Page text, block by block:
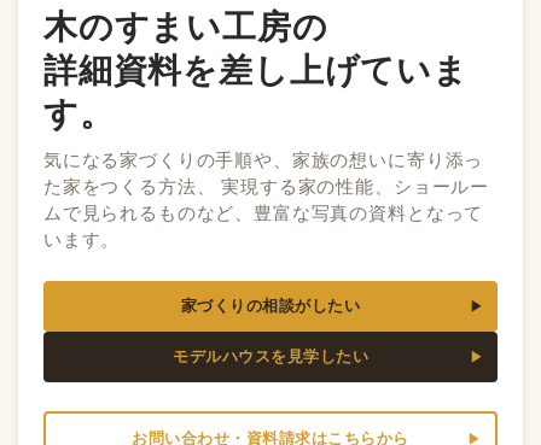
木のすまい工房の
詳細資料を差し上げていま
す。
気になる家づくりの手順や、家族の想いに寄り添っ
た家をつくる方法、 実現する家の性能、ショールー
ムで見られるものなど、豊富な写真の資料となって
います。
家づくりの相談がしたい
モデルハウスを見学したい
お問い合わせ・資料請求はこちらから